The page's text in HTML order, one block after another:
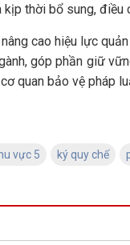
thời bổ sung, điều
cao hiệu lực
góp phần giữ
quan bảo vệ pháp
vực 5 ký quy chế